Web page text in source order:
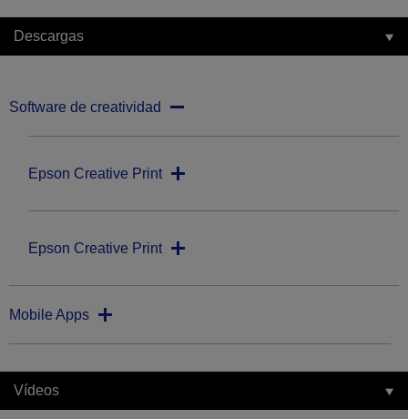
Descargas
Software de creatividad
Epson Creative Print
Epson Creative Print
Mobile Apps
Vídeos